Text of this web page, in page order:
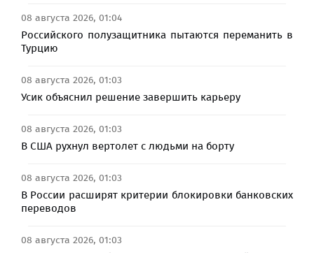
08 августа 2026, 01:04
Российского полузащитника пытаются переманить в
Турцию
08 августа 2026, 01:03
Усик объяснил решение завершить карьеру
08 августа 2026, 01:03
В США рухнул вертолет с людьми на борту
08 августа 2026, 01:03
В России расширят критерии блокировки банковских
переводов
08 августа 2026, 01:03